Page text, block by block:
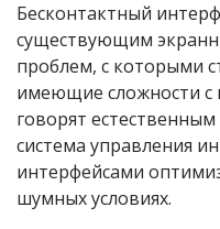
Бесконтактный
существующим
проблем, с которыми
имеющие сложности
говорят
система управления
интерфейсами
шумных условиях.